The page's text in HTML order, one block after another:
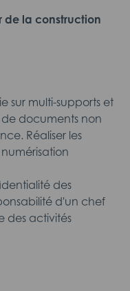
la construction
sur multi-supports et
documents non
Réaliser les
des
d'un chef
des activités